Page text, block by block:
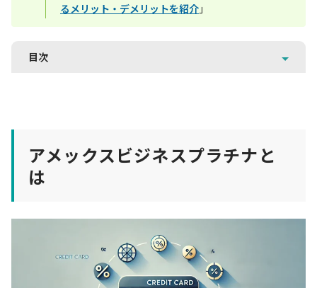
るメリット・デメリットを紹介 」
目次
アメックスビジネスプラチナと
は